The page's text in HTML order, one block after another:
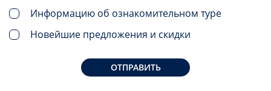
Информацию об ознакомительном туре
Новейшие предложения и скидки
ОТПРАВИТЬ